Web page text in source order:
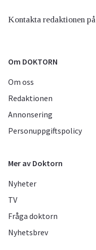
Kontakta redaktionen på
Om DOKTORN
Om oss
Redaktionen
Annonsering
Personuppgiftspolicy
Mer av Doktorn
Nyheter
TV
Fråga doktorn
Nyhetsbrev